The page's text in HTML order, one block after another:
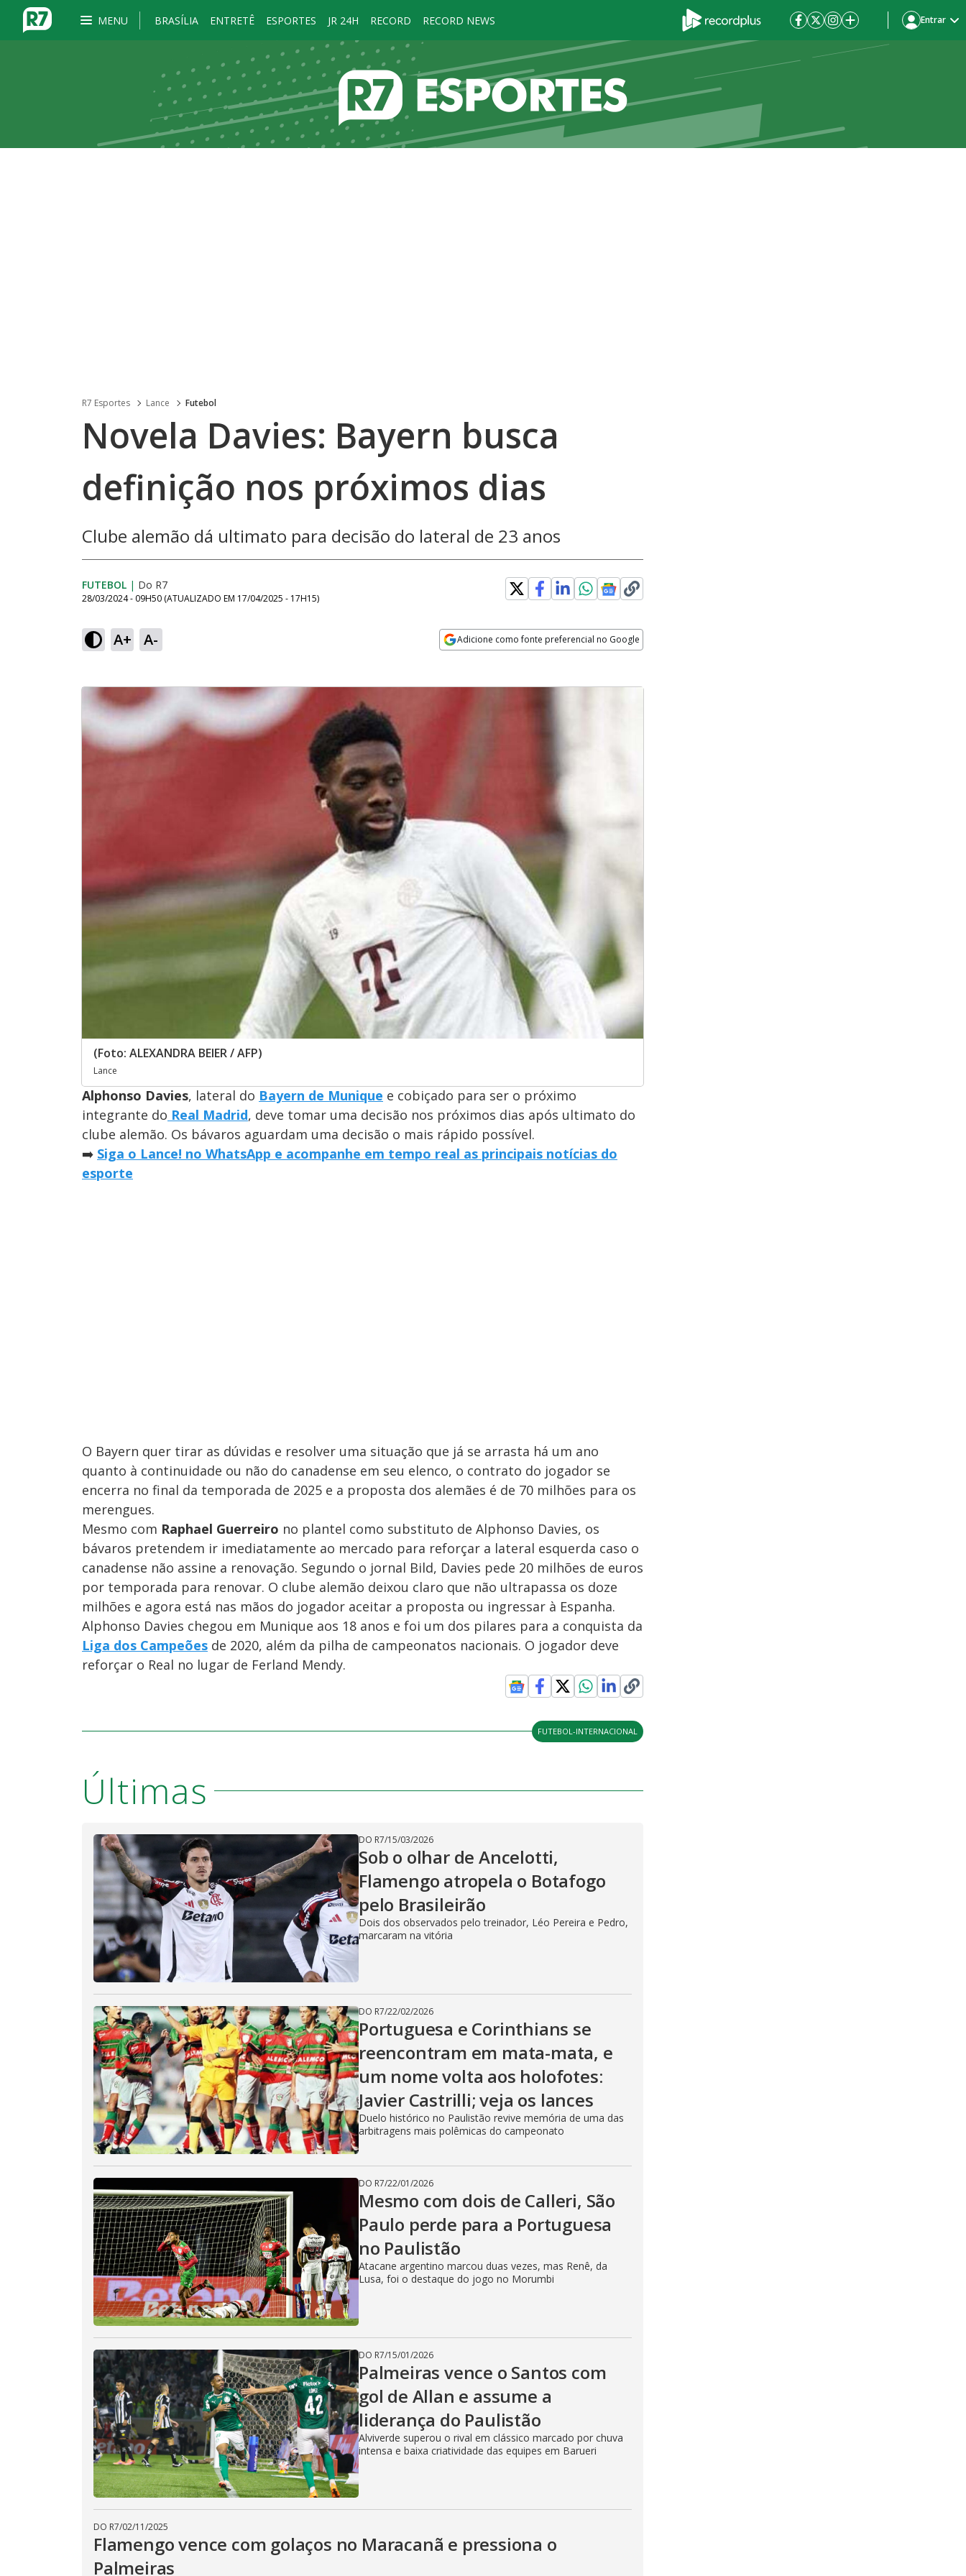
MENU BRASÍLIA ENTRETÊ ESPORTES JR 24H RECORD RECORD NEWS Entrar
R7 Esportes Lance Futebol
Novela Davies: Bayern busca
definição nos próximos dias
Clube alemão dá ultimato para decisão do lateral de 23 anos
FUTEBOL | Do R7
28/03/2024 - 09H50 (ATUALIZADO EM 17/04/2025 - 17H15)
A+ A- Adicione como fonte preferencial no Google
(Foto: ALEXANDRA BEIER / AFP)
Lance
Alphonso Davies, lateral do Bayern de Munique e cobiçado para ser o próximo
integrante do Real Madrid, deve tomar uma decisão nos próximos dias após ultimato do
clube alemão. Os bávaros aguardam uma decisão o mais rápido possível.
➡️ Siga o Lance! no WhatsApp e acompanhe em tempo real as principais notícias do
esporte
O Bayern quer tirar as dúvidas e resolver uma situação que já se arrasta há um ano
quanto à continuidade ou não do canadense em seu elenco, o contrato do jogador se
encerra no final da temporada de 2025 e a proposta dos alemães é de 70 milhões para os
merengues.
Mesmo com Raphael Guerreiro no plantel como substituto de Alphonso Davies, os
bávaros pretendem ir imediatamente ao mercado para reforçar a lateral esquerda caso o
canadense não assine a renovação. Segundo o jornal Bild, Davies pede 20 milhões de euros
por temporada para renovar. O clube alemão deixou claro que não ultrapassa os doze
milhões e agora está nas mãos do jogador aceitar a proposta ou ingressar à Espanha.
Alphonso Davies chegou em Munique aos 18 anos e foi um dos pilares para a conquista da
Liga dos Campeões de 2020, além da pilha de campeonatos nacionais. O jogador deve
reforçar o Real no lugar de Ferland Mendy.
FUTEBOL-INTERNACIONAL
Últimas
DO R7/15/03/2026
Sob o olhar de Ancelotti,
Flamengo atropela o Botafogo
pelo Brasileirão
Dois dos observados pelo treinador, Léo Pereira e Pedro,
marcaram na vitória
DO R7/22/02/2026
Portuguesa e Corinthians se
reencontram em mata-mata, e
um nome volta aos holofotes:
Javier Castrilli; veja os lances
Duelo histórico no Paulistão revive memória de uma das
arbitragens mais polêmicas do campeonato
DO R7/22/01/2026
Mesmo com dois de Calleri, São
Paulo perde para a Portuguesa
no Paulistão
Atacane argentino marcou duas vezes, mas Renê, da
Lusa, foi o destaque do jogo no Morumbi
DO R7/15/01/2026
Palmeiras vence o Santos com
gol de Allan e assume a
liderança do Paulistão
Alviverde superou o rival em clássico marcado por chuva
intensa e baixa criatividade das equipes em Barueri
DO R7/02/11/2025
Flamengo vence com golaços no Maracanã e pressiona o
Palmeiras